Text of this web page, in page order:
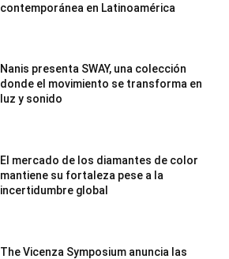
contemporánea en Latinoamérica
Nanis presenta SWAY, una colección
donde el movimiento se transforma en
luz y sonido
El mercado de los diamantes de color
mantiene su fortaleza pese a la
incertidumbre global
The Vicenza Symposium anuncia las